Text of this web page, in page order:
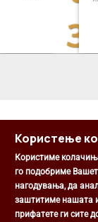
Користење
Користиме
го подобриме
нагодувања, да
заштитиме нашата
прифатете ги сите